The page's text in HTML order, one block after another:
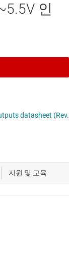
인
datasheet (Rev.